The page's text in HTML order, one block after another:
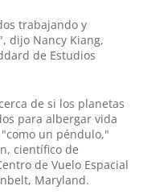
trabajando y
dijo Nancy Kiang,
de Estudios
de si los planetas
para albergar vida
un péndulo,"
científico de
de Vuelo Espacial
Maryland.